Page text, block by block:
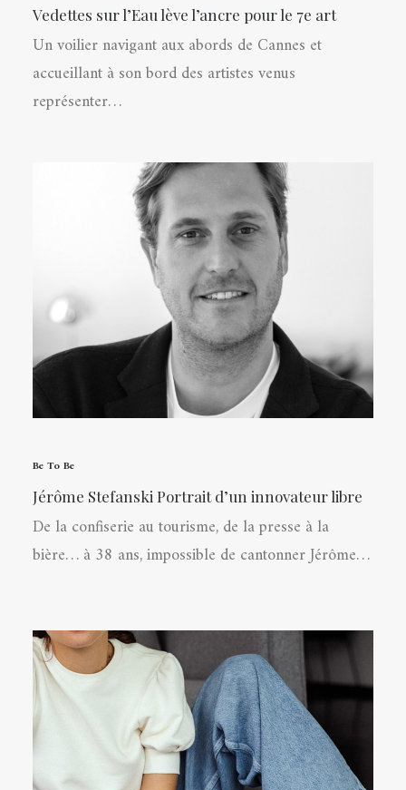
Vedettes sur l’Eau lève l’ancre pour le 7e art
Un voilier navigant aux abords de Cannes et
accueillant à son bord des artistes venus
représenter…
Be To Be
Jérôme Stefanski Portrait d’un innovateur libre
De la confiserie au tourisme, de la presse à la
bière… à 38 ans, impossible de cantonner Jérôme…